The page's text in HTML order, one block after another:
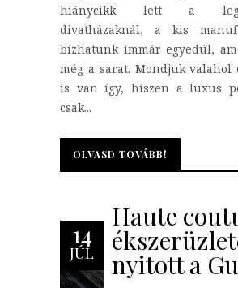
hiánycikk lett a
divatházaknál, a kis
bízhatunk immár egyedül,
még a sarat. Mondjuk valahol
is van így, hiszen a luxus
csak...
OLVASD TOVÁBB!
OLVASD TOVÁBB!
14
JÚL
Haute
nyitott a